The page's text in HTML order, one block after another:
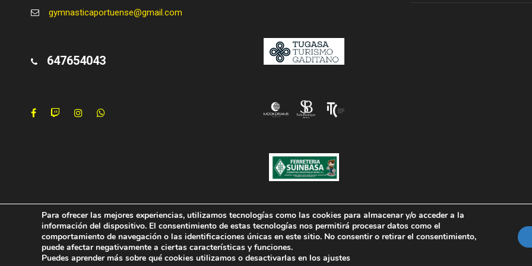
gymnasticaportuense@gmail.com
647654043
COPYRIGHT 2020 GOODLAYERS, ALL RIGHT RESERVED
Para ofrecer las mejores experiencias, utilizamos tecnologías como las cookies para almacenar y/o acceder a la
información del dispositivo. El consentimiento de estas tecnologías nos permitirá procesar datos como el
comportamiento de navegación o las identificaciones únicas en este sitio. No consentir o retirar el consentimiento,
puede afectar negativamente a ciertas características y funciones.
Puedes aprender más sobre qué cookies utilizamos o desactivarlas en los ajustes